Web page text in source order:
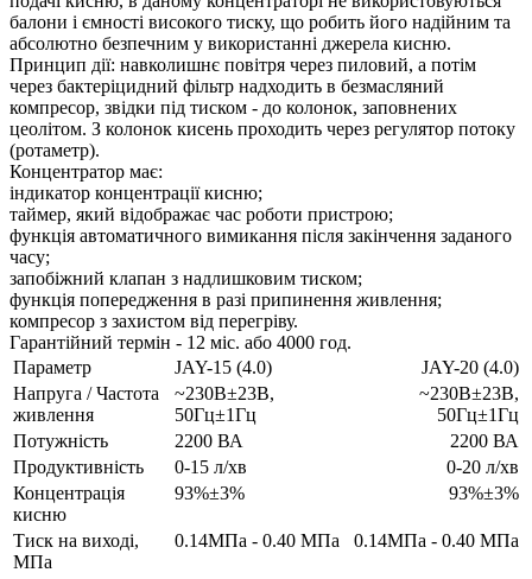
балони і ємності високого тиску, що робить його надійним та
абсолютно безпечним у використанні джерела кисню.
Принцип дії: навколишнє повітря через пиловий, а потім
через бактеріцидний фільтр надходить в безмасляний
компресор, звідки під тиском - до колонок, заповнених
цеолітом. З колонок кисень проходить через регулятор потоку
(ротаметр).
Концентратор має:
індикатор концентрації кисню;
таймер, який відображає час роботи пристрою;
функція автоматичного вимикання після закінчення заданого
часу;
запобіжний клапан з надлишковим тиском;
функція попередження в разі припинення живлення;
компресор з захистом від перегріву.
Гарантійний термін - 12 міс. або 4000 год.
Параметр
JAY-15 (4.0)
JAY-20 (4.0)
Напруга / Частота
живлення
~230В±23В,
50Гц±1Гц
~230В±23В,
50Гц±1Гц
Потужність
2200 ВА
2200 ВА
Продуктивність
0-15 л/хв
0-20 л/хв
Концентрація
кисню
93%±3% 93%±3%
Тиск на виході,
МПа
0.14МПа - 0.40 МПа 0.14МПа - 0.40 МПа